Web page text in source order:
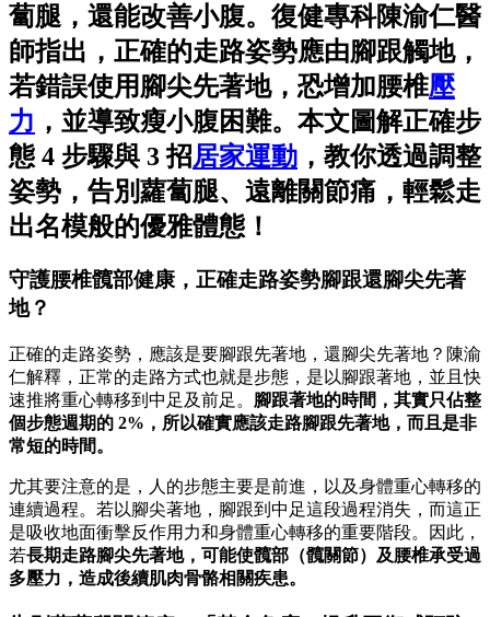
蔔腿，還能改善小腹。復健專科陳渝仁醫
師指出，正確的走路姿勢應由腳跟觸地，
若錯誤使用腳尖先著地，恐增加腰椎壓
力 ，並導致瘦小腹困難。本文圖解正確步
態 4 步驟與 3 招居家運動 ，教你透過調整
姿勢，告別蘿蔔腿、遠離關節痛，輕鬆走
出名模般的優雅體態！
守護腰椎髖部健康，正確走路姿勢腳跟還腳尖先著
地？
正確的走路姿勢，應該是要腳跟先著地，還腳尖先著地？陳渝
仁解釋，正常的走路方式也就是步態，是以腳跟著地，並且快
速推將重心轉移到中足及前足。 腳跟著地的時間，其實只佔整
個步態週期的 2%，所以確實應該走路腳跟先著地，而且是非
常短的時間。
尤其要注意的是，人的步態主要是前進，以及身體重心轉移的
連續過程。若以腳尖著地，腳跟到中足這段過程消失，而這正
是吸收地面衝擊反作用力和身體重心轉移的重要階段。因此，
若長期走路腳尖先著地，可能使髖部（髖關節）及腰椎承受過
多壓力，造成後續肌肉骨骼相關疾患。